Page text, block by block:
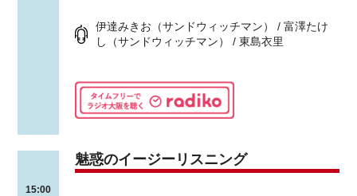
伊達みきお（サンドウィッチマン） / 富澤たけ
し（サンドウィッチマン） / 東島衣里
15:00
魅惑のイージーリスニング